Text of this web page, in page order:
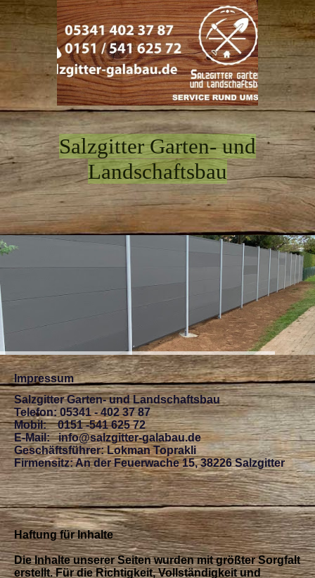
Salzgitter Garten- und
Landschaftsbau
Impressum
Salzgitter Garten- und Landschaftsbau
Telefon: 05341 - 402 37 87
Mobil: 0151 -541 625 72
E-Mail: info@salzgitter-galabau.de
Geschäftsführer: Lokman Toprakli
Firmensitz: An der Feuerwache 15, 38226 Salzgitter
Haftung für Inhalte
Die Inhalte unserer Seiten wurden mit größter Sorgfalt
erstellt. Für die Richtigkeit, Vollständigkeit und